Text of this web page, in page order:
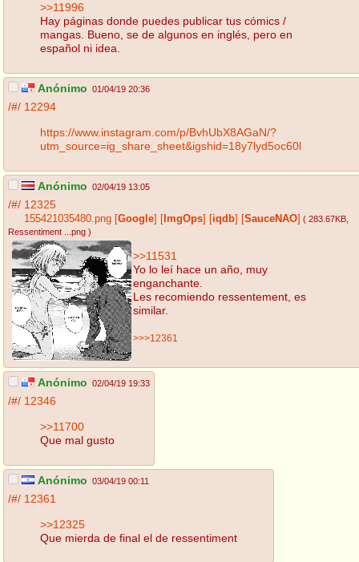
>>11996
Hay páginas donde puedes publicar tus cómics /
mangas. Bueno, se de algunos en inglés, pero en
español ni idea.
Anónimo 01/04/19 20:36
/#/ 12294
https://www.instagram.com/p/BvhUbX8AGaN/?
utm_source=ig_share_sheet&igshid=18y7lyd5oc60l
Anónimo 02/04/19 13:05
/#/ 12325
155421035480.png Google ImgOps iqdb SauceNAO ( 283.67KB
Ressentiment ...png )
>>11531
Yo lo leí hace un año, muy
enganchante.
Les recomiendo ressentement, es
similar.
>>>12361
Anónimo 02/04/19 19:33
/#/ 12346
>>11700
Que mal gusto
Anónimo 03/04/19 00:11
/#/ 12361
>>12325
Que mierda de final el de ressentiment